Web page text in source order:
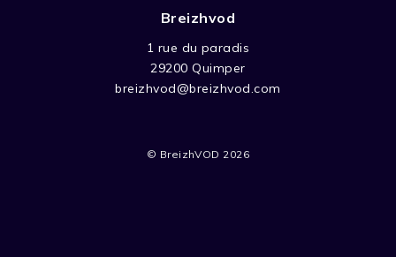
Breizhvod
1 rue du paradis
29200 Quimper
breizhvod@breizhvod.com
© BreizhVOD 2026